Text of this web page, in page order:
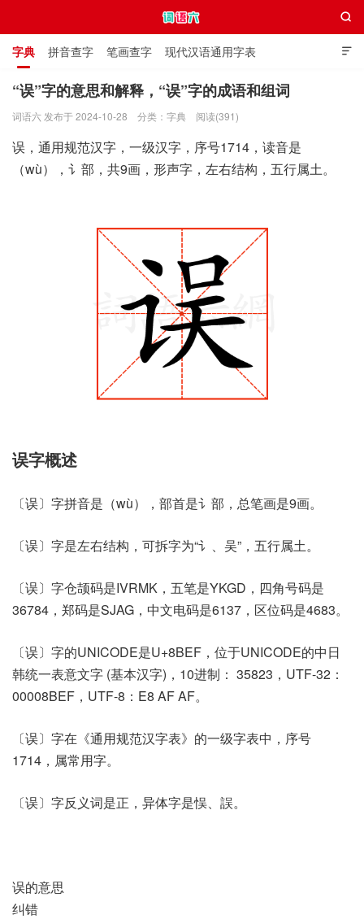

字典 拼音查字 笔画查字 现代汉语通用字表
通用规范汉字表 叠字大全 独体字大全 极简英语词典

“误”字的意思和解释，“误”字的成语和组词
词语六 发布于 2024-10-28 分类： 字典 阅读(391)
误，通用规范汉字，一级汉字，序号1714，读音是
（wù），讠部，共9画，形声字，左右结构，五行属土。
误字概述
〔误〕字拼音是（wù），部首是讠部，总笔画是9画。
〔误〕字是左右结构，可拆字为“讠、吴”，五行属土。
〔误〕字仓颉码是IVRMK，五笔是YKGD，四角号码是
36784，郑码是SJAG，中文电码是6137，区位码是4683。
〔误〕字的UNICODE是U+8BEF，位于UNICODE的中日
韩统一表意文字 (基本汉字)，10进制： 35823，UTF-32：
00008BEF，UTF-8：E8 AF AF。
〔误〕字在《通用规范汉字表》的一级字表中，序号
1714，属常用字。
〔误〕字反义词是正，异体字是悮、誤。
误的意思
纠错